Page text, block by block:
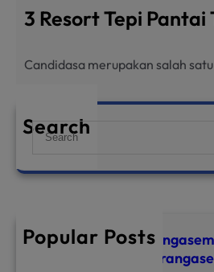
3 Resort Tepi
Candidasa merupakan salah
Search
S
a
Popular Posts
Top 8 Hotels in
the Best Hotel in